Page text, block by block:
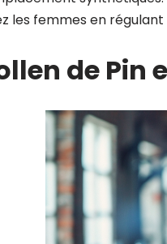
les femmes en
de Pin